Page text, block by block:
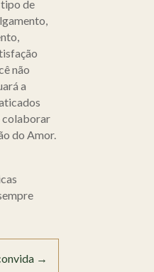
tipo de
não
a
colaborar
do Amor.
→